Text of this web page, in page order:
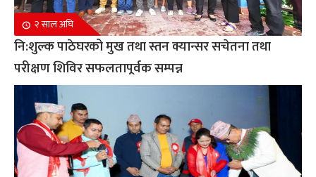
२ साल अघि
नि:शुल्क पाठेघरको मुख तथा स्तन क्यान्सर सचेतना तथा
परीक्षण शिविर सफलतापूर्वक सम्पन्न